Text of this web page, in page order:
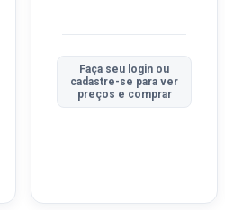
Faça seu login ou
cadastre-se para ver
preços e comprar